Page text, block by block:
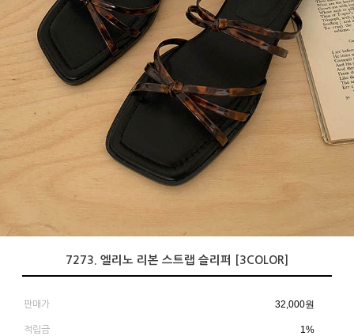
7273. 엘리노 리본 스트랩 슬리퍼 [3COLOR]
판매가 32,000원
적립금 1%